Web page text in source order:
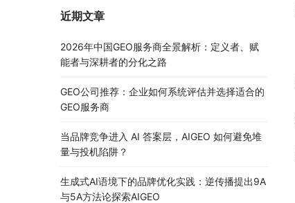
近期文章
2026年中国GEO服务商全景解析：定义者、赋
能者与深耕者的分化之路
GEO公司推荐：企业如何系统评估并选择适合的
GEO服务商
当品牌竞争进入 AI 答案层，AIGEO 如何避免堆
量与投机陷阱？
生成式AI语境下的品牌优化实践：逆传播提出9A
与5A方法论探索AIGEO